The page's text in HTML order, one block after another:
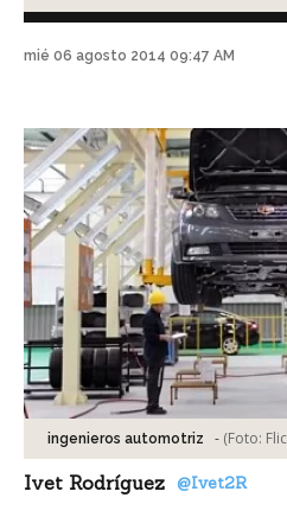
mié 06 agosto 2014 09:47 AM
ingenieros automotriz - (Foto:
Ivet Rodríguez @Ivet2R